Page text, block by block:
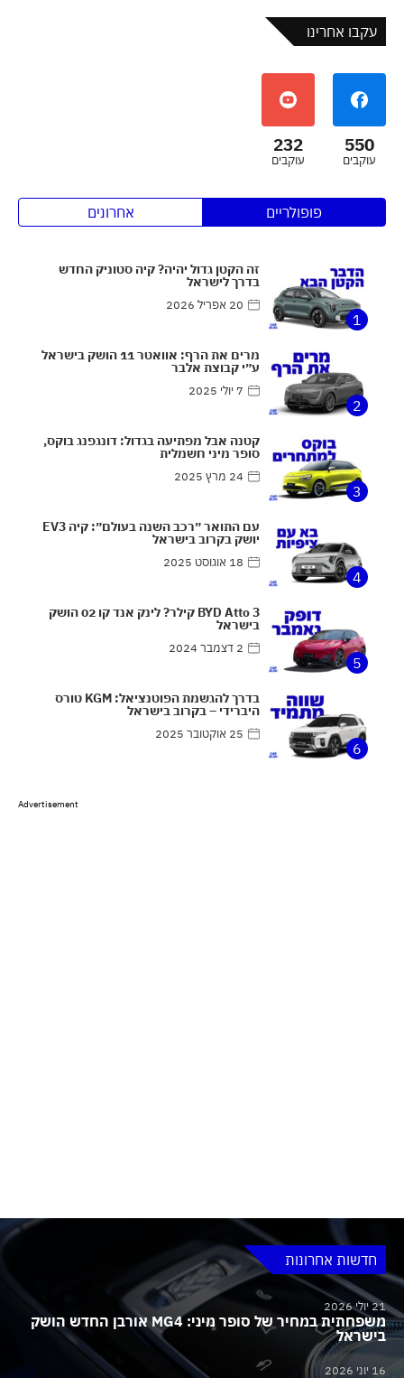
עקבו אחרינו
550
עוקבים
232
עוקבים
פופולריים אחרונים
1
זה הקטן גדול יהיה? קיה סטוניק החדש
בדרך לישראל
20 אפריל 2026
2
מרים את הרף: אוואטר 11 הושק בישראל
ע״י קבוצת אלבר
7 יולי 2025
3
קטנה אבל מפתיעה בגדול: דונגפנג בוקס,
סופר מיני חשמלית
24 מרץ 2025
4
עם התואר ״רכב השנה בעולם״: קיה EV3
יושק בקרוב בישראל
18 אוגוסט 2025
5
BYD Atto 3 קילר? לינק אנד קו 02 הושק
בישראל
2 דצמבר 2024
6
בדרך להגשמת הפוטנציאל: KGM טורס
היברידי – בקרוב בישראל
25 אוקטובר 2025
Advertisement
חדשות אחרונות
21 יולי 2026
משפחתית במחיר של סופר מיני: MG4 אורבן החדש הושק
בישראל
16 יוני 2026